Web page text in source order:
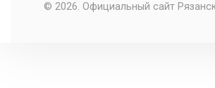
© 2026. Официальный сайт